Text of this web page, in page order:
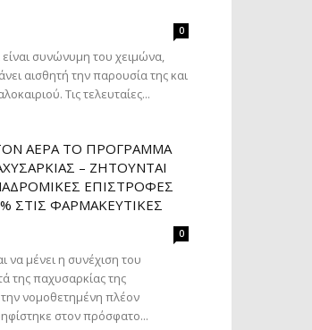
0
συνώνυμη του χειμώνα,
αισθητή την παρουσία της και
Τις τελευταίες...
ΑΈΡΑ ΤΟ ΠΡΌΓΡΑΜΜΑ
– ΖΗΤΟΎΝΤΑΙ
ΕΠΙΣΤΡΟΦΈΣ
ΣΤΙΣ ΦΑΡΜΑΚΕΥΤΙΚΈΣ
0
να μένει η συνέχιση του
της παχυσαρκίας της
νομοθετημένη πλέον
στον πρόσφατο...